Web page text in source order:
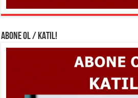
ABONE OL / KATIL!